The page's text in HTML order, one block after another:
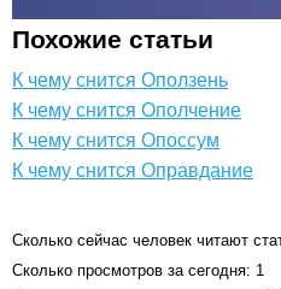
Похожие статьи
К чему снится Оползень
К чему снится Ополчение
К чему снится Опоссум
К чему снится Оправдание
Сколько сейчас человек читают
Сколько просмотров за сегодня: 1